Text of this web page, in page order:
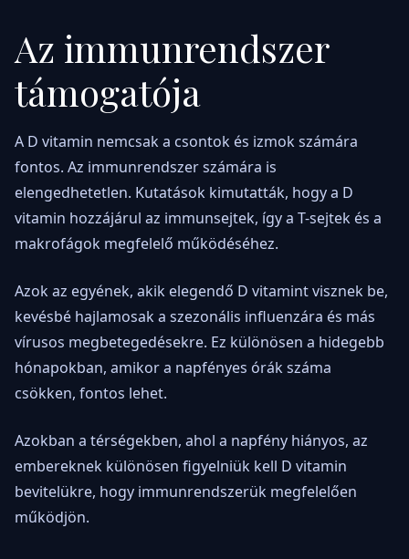
Az immunrendszer
támogatója
A D vitamin nemcsak a csontok és izmok számára
fontos. Az immunrendszer számára is
elengedhetetlen. Kutatások kimutatták, hogy a D
vitamin hozzájárul az immunsejtek, így a T-sejtek és a
makrofágok megfelelő működéséhez.
Azok az egyének, akik elegendő D vitamint visznek be,
kevésbé hajlamosak a szezonális influenzára és más
vírusos megbetegedésekre. Ez különösen a hidegebb
hónapokban, amikor a napfényes órák száma
csökken, fontos lehet.
Azokban a térségekben, ahol a napfény hiányos, az
embereknek különösen figyelniük kell D vitamin
bevitelükre, hogy immunrendszerük megfelelően
működjön.